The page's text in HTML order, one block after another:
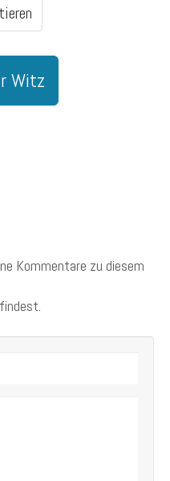
Witz
Kommentare zu diesem